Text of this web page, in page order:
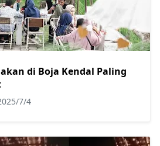
di Boja Kendal Paling
7/4